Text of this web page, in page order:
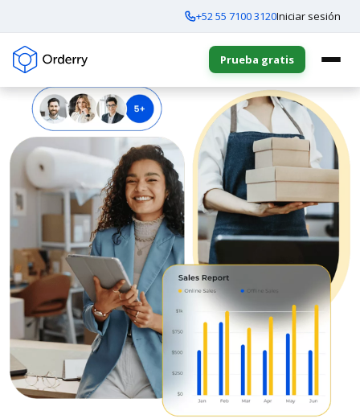
+52 55 7100 3120Iniciar sesión
Prueba gratis